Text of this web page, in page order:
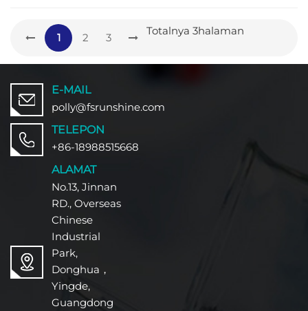
aplikasi marka jalan, kinerja Resin
Akrilik Termoplastik ini
setelah pengeringan karena tidak
1 2 3
Totalnya 3halaman
E-MAIL
polly@fsrunshine.com
TELEPON
+86-18988515668
ALAMAT
No.13, Jinnan
RD., Overseas
Chinese
Industrial
Park,
Donghua，
Yingde,
Guangdong